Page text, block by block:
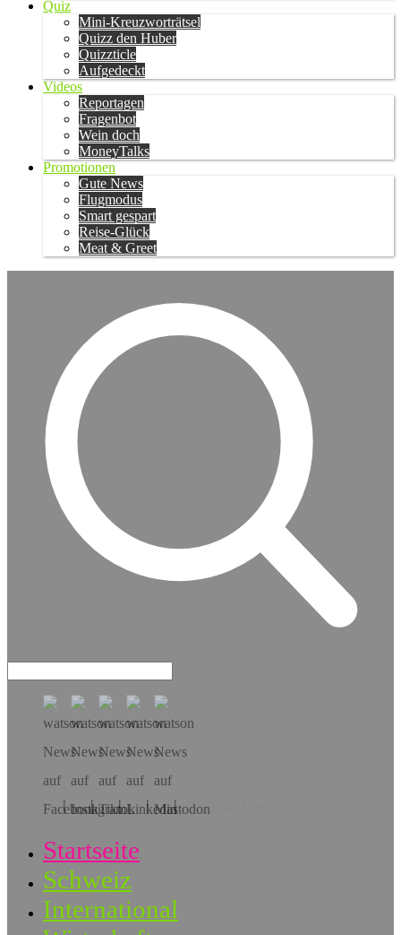
Quiz
Mini-Kreuzworträtsel
Quizz den Huber
Quizzticle
Aufgedeckt
Videos
Reportagen
Fragenbot
Wein doch
MoneyTalks
Promotionen
Gute News
Flugmodus
Smart gespart
Reise-Glück
Meat & Greet
Hol dir die App!
Startseite
Schweiz
International